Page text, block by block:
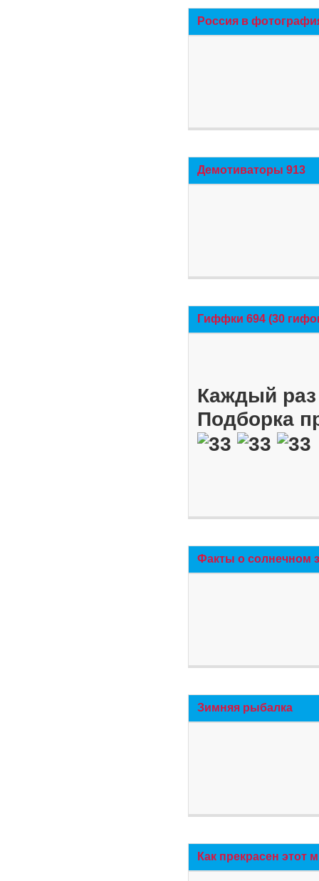
Россия в
Демотиваторы 913
Гиффки 694 (30
Каждый
Подборка
Факты о солнечном
Зимняя рыбалка
Как прекрасен этот